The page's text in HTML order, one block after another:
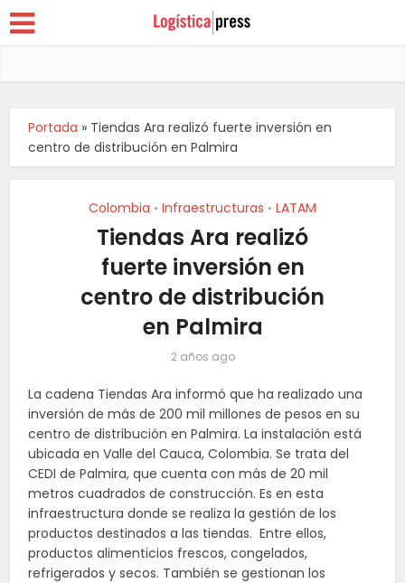
Portada » Tiendas Ara realizó fuerte inversión en
centro de distribución en Palmira
Colombia • Infraestructuras • LATAM
Tiendas Ara realizó
fuerte inversión en
centro de distribución
en Palmira
2 años ago
La cadena Tiendas Ara informó que ha realizado una
inversión de más de 200 mil millones de pesos en su
centro de distribución en Palmira. La instalación está
ubicada en Valle del Cauca, Colombia. Se trata del
CEDI de Palmira, que cuenta con más de 20 mil
metros cuadrados de construcción. Es en esta
infraestructura donde se realiza la gestión de los
productos destinados a las tiendas. Entre ellos,
productos alimenticios frescos, congelados,
refrigerados y secos. También se gestionan los